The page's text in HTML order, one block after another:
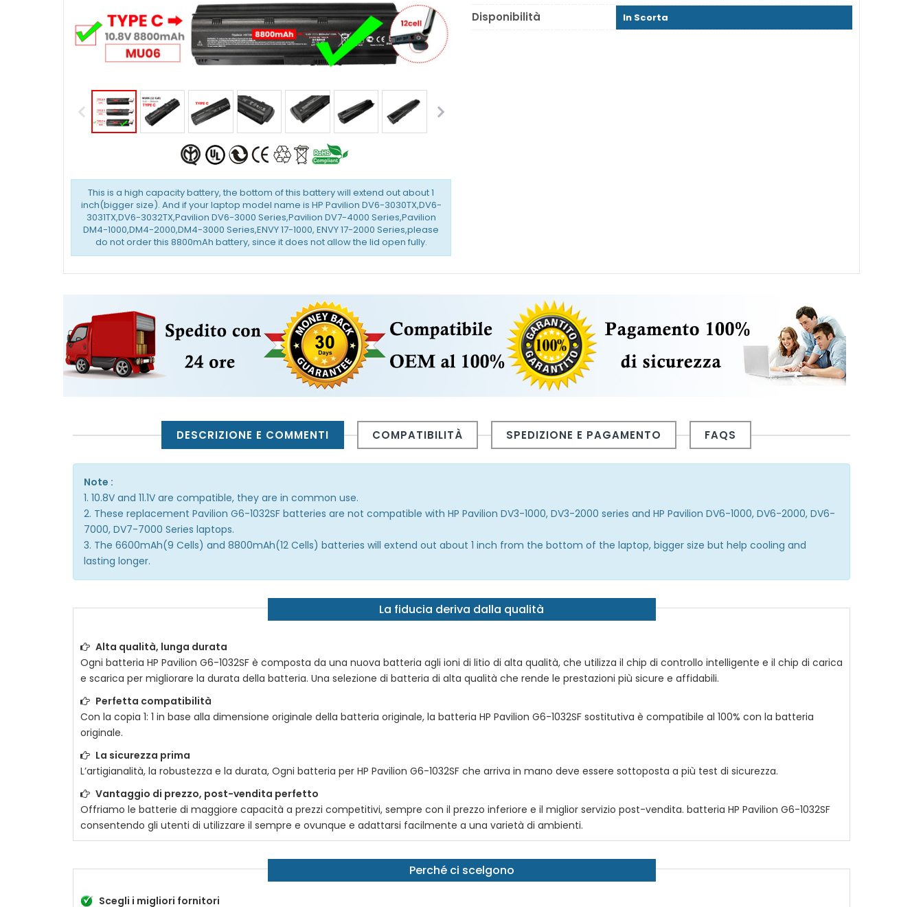
This is a high capacity battery, the bottom of this battery will extend out about 1
inch(bigger size). And if your laptop model name is HP Pavilion DV6-3030TX,DV6-
3031TX,DV6-3032TX,Pavilion DV6-3000 Series,Pavilion DV7-4000 Series,Pavilion
DM4-1000,DM4-2000,DM4-3000 Series,ENVY 17-1000, ENVY 17-2000 Series,please
do not order this 8800mAh battery, since it does not allow the lid open fully.
Disponibilità In Scorta
DESCRIZIONE E COMMENTI COMPATIBILITÀ SPEDIZIONE E PAGAMENTO FAQS
Note :
1. 10.8V and 11.1V are compatible, they are in common use.
2. These replacement Pavilion G6-1032SF batteries are not compatible with HP Pavilion DV3-1000, DV3-2000 series and HP Pavilion DV6-1000, DV6-2000, DV6-
7000, DV7-7000 Series laptops.
3. The 6600mAh(9 Cells) and 8800mAh(12 Cells) batteries will extend out about 1 inch from the bottom of the laptop, bigger size but help cooling and
lasting longer.
La fiducia deriva dalla qualità
Alta qualità, lunga durata
Ogni batteria HP Pavilion G6-1032SF è composta da una nuova batteria agli ioni di litio di alta qualità, che utilizza il chip di controllo intelligente e il chip di carica
e scarica per migliorare la durata della batteria. Una selezione di batteria di alta qualità che rende le prestazioni più sicure e affidabili.
Perfetta compatibilità
Con la copia 1: 1 in base alla dimensione originale della batteria originale, la batteria HP Pavilion G6-1032SF sostitutiva è compatibile al 100% con la batteria
originale.
La sicurezza prima
L’artigianalità, la robustezza e la durata, Ogni batteria per HP Pavilion G6-1032SF che arriva in mano deve essere sottoposta a più test di sicurezza.
Vantaggio di prezzo, post-vendita perfetto
Offriamo le batterie di maggiore capacità a prezzi competitivi, sempre con il prezzo inferiore e il miglior servizio post-vendita. batteria HP Pavilion G6-1032SF
consentendo gli utenti di utilizzare il sempre e ovunque e adattarsi facilmente a una varietà di ambienti.
Perché ci scelgono
Scegli i migliori fornitori